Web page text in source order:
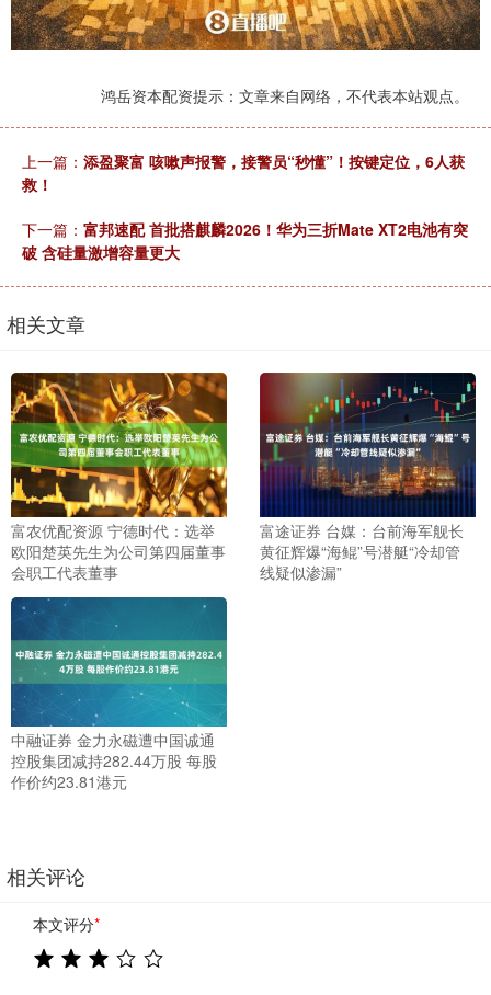
鸿岳资本配资提示：文章来自网络，不代表本站观点。
上一篇： 添盈聚富 咳嗽声报警，接警员“秒懂”！按键定位，6人获
救！
下一篇： 富邦速配 首批搭麒麟2026！华为三折Mate XT2电池有突
破 含硅量激增容量更大
相关文章
富农优配资源 宁德时代：选举
欧阳楚英先生为公司第四届董事
会职工代表董事
富途证券 台媒：台前海军舰长
黄征辉爆“海鲲”号潜艇“冷却管
线疑似渗漏”
中融证券 金力永磁遭中国诚通
控股集团减持282.44万股 每股
作价约23.81港元
相关评论
本文评分*